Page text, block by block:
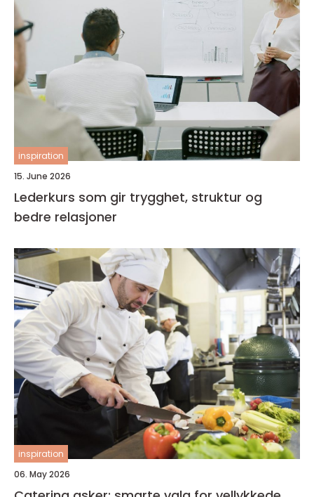
inspiration
15. June 2026
Lederkurs som gir trygghet, struktur og
bedre relasjoner
inspiration
06. May 2026